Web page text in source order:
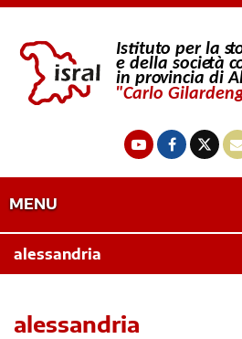
MENU
alessandria
alessandria